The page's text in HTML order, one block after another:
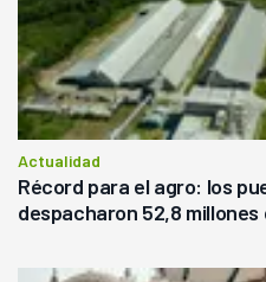
Actualidad
Récord para el agro: los
despacharon 52,8 millones